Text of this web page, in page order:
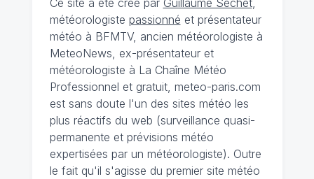
Ce site a été créé par Guillaume Séchet,
météorologiste passionné et présentateur
météo à BFMTV, ancien météorologiste à
MeteoNews, ex-présentateur et
météorologiste à La Chaîne Météo
Professionnel et gratuit, meteo-paris.com
est sans doute l'un des sites météo les
plus réactifs du web (surveillance quasi-
permanente et prévisions météo
expertisées par un météorologiste). Outre
le fait qu'il s'agisse du premier site météo